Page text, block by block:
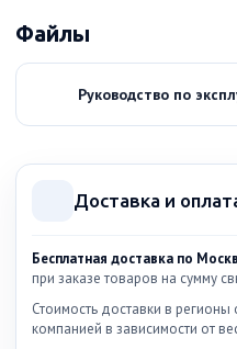
Файлы
Руководство по
Доставка и
Бесплатная доставка по
при заказе товаров на сумму
Стоимость доставки в
компанией в зависимости от